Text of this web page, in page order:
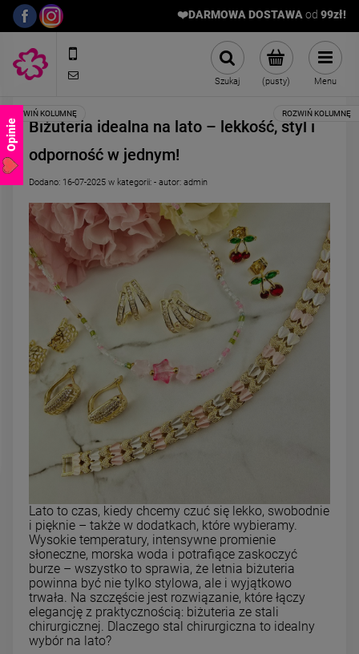
❤️DARMOWA DOSTAWA od 99zł!
sklep@stalowelove.com.pl (pusty)
Szukaj Menu
Biżuteria idealna na lato – lekkość, styl i
odporność w jednym!
Dodano: 16-07-2025 w kategorii: - autor: admin
Lato to czas, kiedy chcemy czuć się lekko, swobodnie
i pięknie – także w dodatkach, które wybieramy.
Wysokie temperatury, intensywne promienie
słoneczne, morska woda i potrafiące zaskoczyć
burze – wszystko to sprawia, że letnia biżuteria
powinna być nie tylko stylowa, ale i wyjątkowo
trwała. Na szczęście jest rozwiązanie, które łączy
elegancję z praktycznością: biżuteria ze stali
chirurgicznej. Dlaczego stal chirurgiczna to idealny
wybór na lato?
Opinie